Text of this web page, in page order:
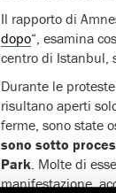
Il rapporto di
dopo“, esamina
centro di Istanbul,
Durante le
risultano aperti
ferme, sono state
sono sotto
Park . Molte di
manifestazione,